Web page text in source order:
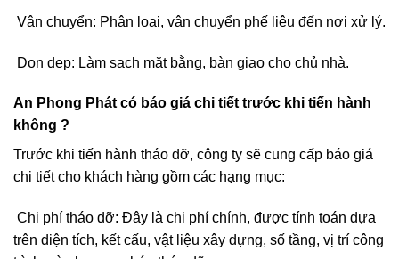
Vận chuyển: Phân loại, vận chuyển phế liệu đến nơi xử lý.
Dọn dẹp: Làm sạch mặt bằng, bàn giao cho chủ nhà.
An Phong Phát có báo giá chi tiết trước khi tiến hành
không ?
Trước khi tiến hành tháo dỡ, công ty sẽ cung cấp báo giá
chi tiết cho khách hàng gồm các hạng mục:
Chi phí tháo dỡ: Đây là chi phí chính, được tính toán dựa
trên diện tích, kết cấu, vật liệu xây dựng, số tầng, vị trí công